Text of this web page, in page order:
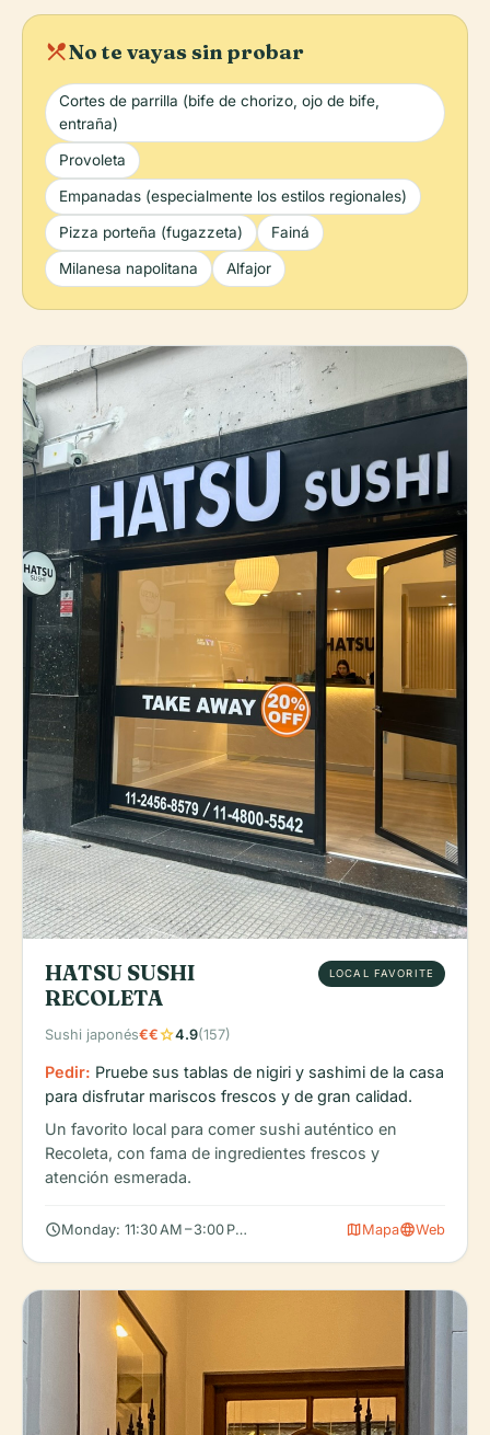
local_diningNo te vayas sin probar
Cortes de parrilla (bife de chorizo, ojo de bife,
entraña)
Provoleta
Empanadas (especialmente los estilos regionales)
Pizza porteña (fugazzeta) Fainá
Milanesa napolitana Alfajor
HATSU SUSHI
RECOLETA
LOCAL FAVORITE
Sushi japonés€€star4.9(157)
Pedir: Pruebe sus tablas de nigiri y sashimi de la casa
para disfrutar mariscos frescos y de gran calidad.
Un favorito local para comer sushi auténtico en
Recoleta, con fama de ingredientes frescos y
atención esmerada.
scheduleMonday: 11:30 AM – 3:00 PM, 5:30 – 10:45 PM, Tuesday: 11:30
mapMapalanguageWeb